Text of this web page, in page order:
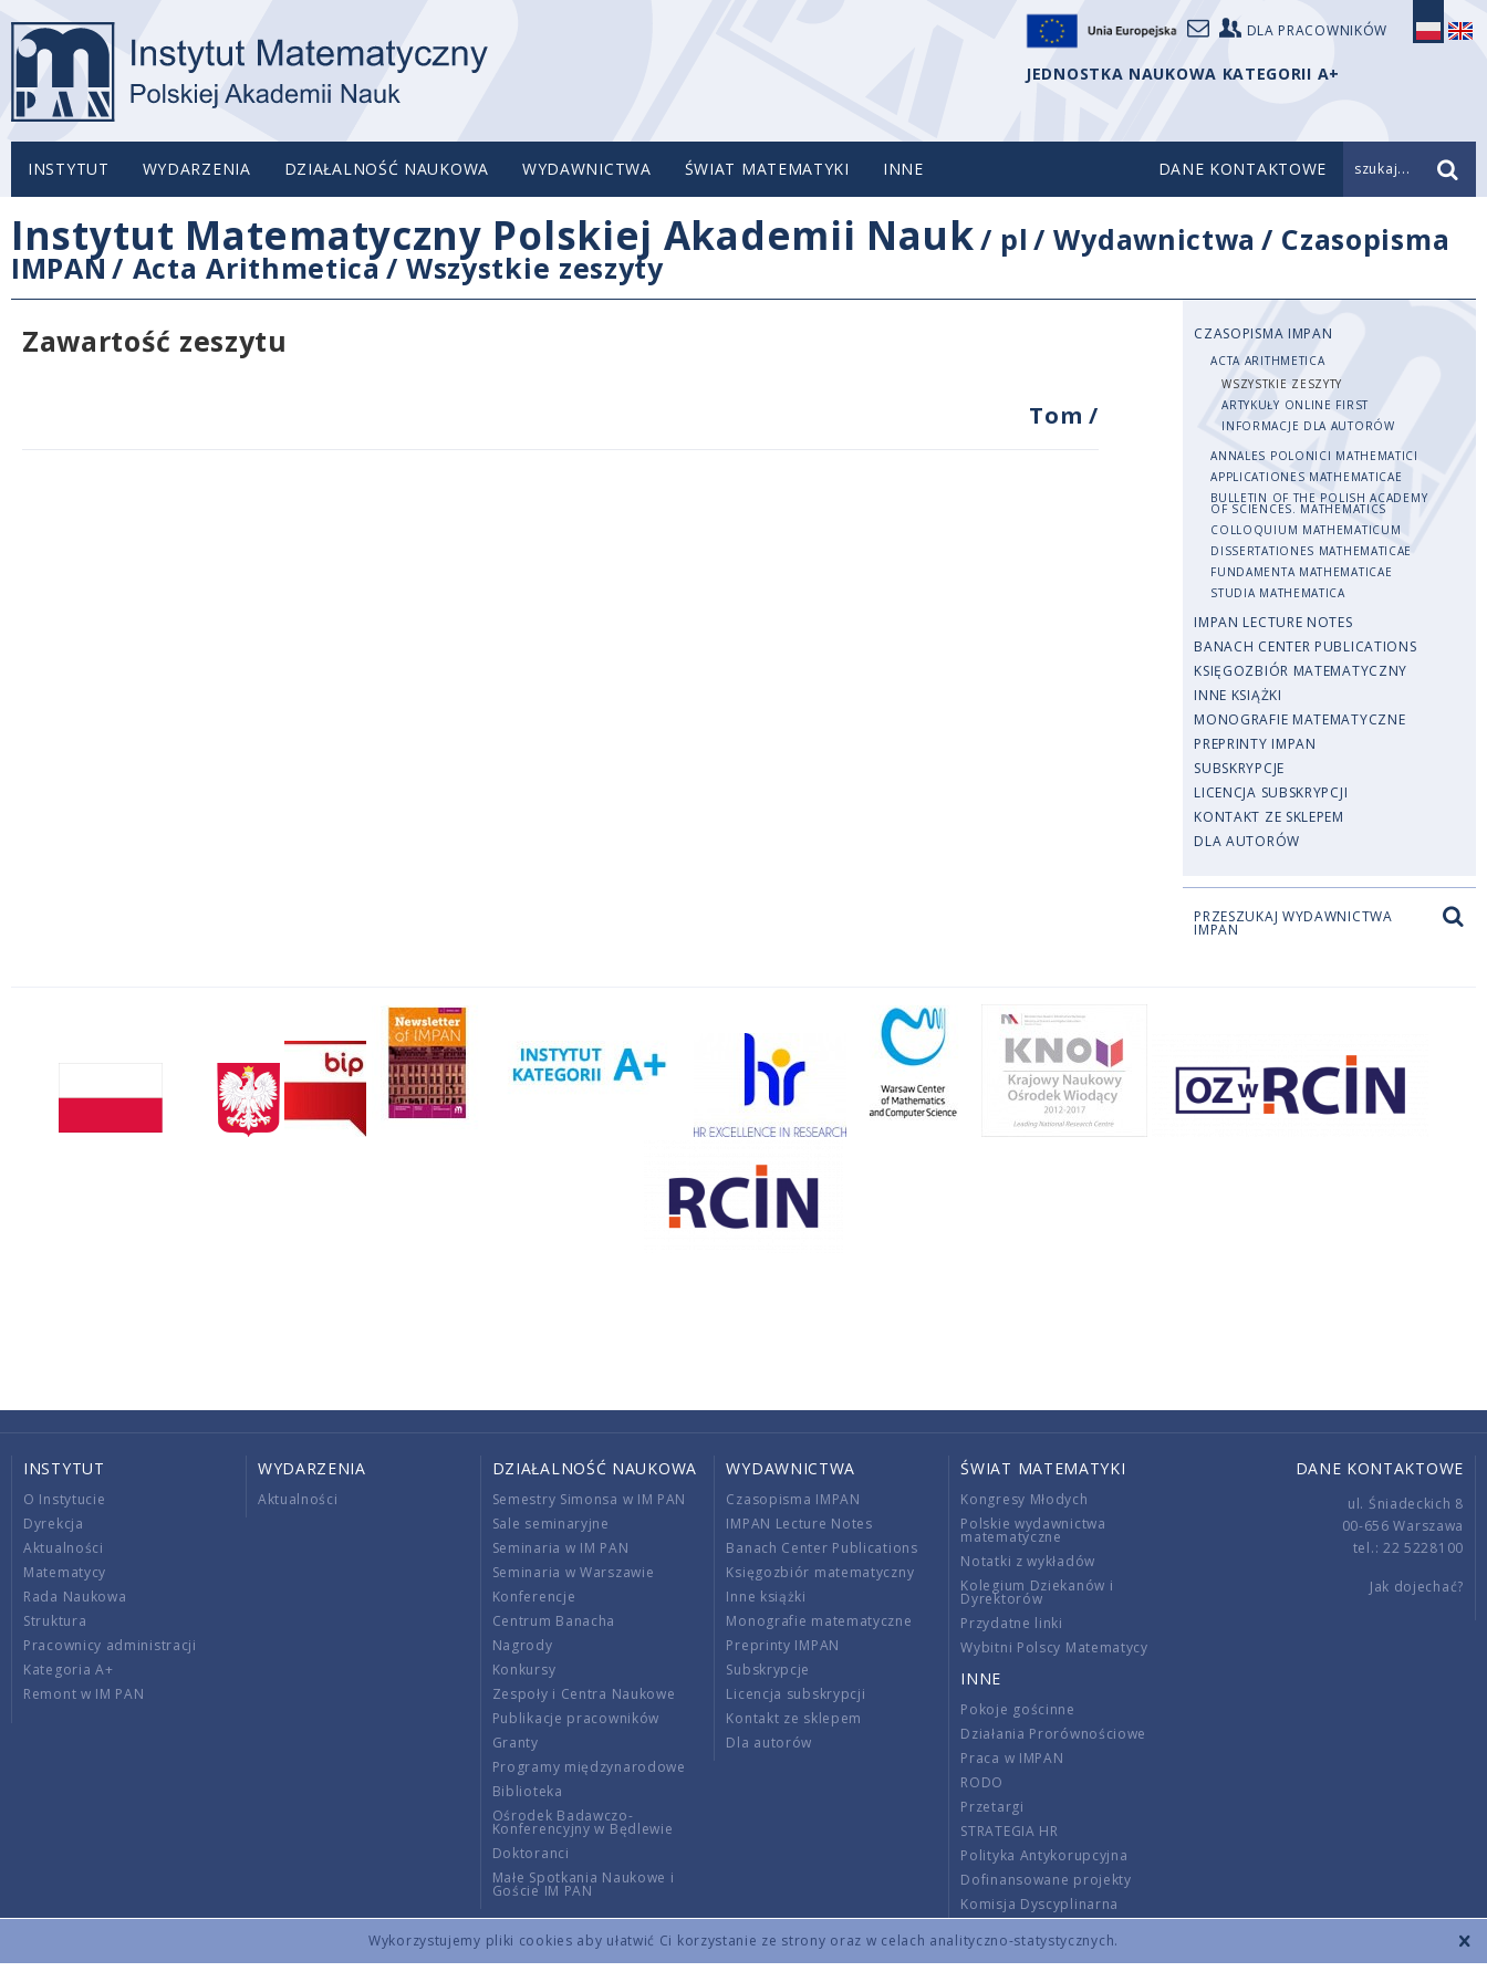
Wykorzystujemy pliki cookies aby ułatwić Ci korzystanie ze strony oraz w celach analityczno-statystycznych.
DLA PRACOWNIKÓW
JEDNOSTKA NAUKOWA KATEGORII A+
INSTYTUT WYDARZENIA DZIAŁALNOŚĆ NAUKOWA WYDAWNICTWA ŚWIAT MATEMATYKI INNE DANE KONTAKTOWE szukaj...
Instytut Matematyczny Polskiej Akademii Nauk/ pl /Wydawnictwa / Czasopisma
IMPAN / Acta Arithmetica/ Wszystkie zeszyty
Zawartość zeszytu
Tom/
CZASOPISMA IMPAN
ACTA ARITHMETICA
WSZYSTKIE ZESZYTY
ARTYKUŁY ONLINE FIRST
INFORMACJE DLA AUTORÓW
ANNALES POLONICI MATHEMATICI
APPLICATIONES MATHEMATICAE
BULLETIN OF THE POLISH ACADEMY
OF SCIENCES. MATHEMATICS
COLLOQUIUM MATHEMATICUM
DISSERTATIONES MATHEMATICAE
FUNDAMENTA MATHEMATICAE
STUDIA MATHEMATICA
IMPAN LECTURE NOTES
BANACH CENTER PUBLICATIONS
KSIĘGOZBIÓR MATEMATYCZNY
INNE KSIĄŻKI
MONOGRAFIE MATEMATYCZNE
PREPRINTY IMPAN
SUBSKRYPCJE
LICENCJA SUBSKRYPCJI
KONTAKT ZE SKLEPEM
DLA AUTORÓW
PRZESZUKAJ WYDAWNICTWA
IMPAN
INSTYTUT
O Instytucie
Dyrekcja
Aktualności
Matematycy
Rada Naukowa
Struktura
Pracownicy administracji
Kategoria A+
Remont w IM PAN
WYDARZENIA
Aktualności
DZIAŁALNOŚĆ NAUKOWA
Semestry Simonsa w IM PAN
Sale seminaryjne
Seminaria w IM PAN
Seminaria w Warszawie
Konferencje
Centrum Banacha
Nagrody
Konkursy
Zespoły i Centra Naukowe
Publikacje pracowników
Granty
Programy międzynarodowe
Biblioteka
Ośrodek Badawczo-
Konferencyjny w Będlewie
Doktoranci
Małe Spotkania Naukowe i
Goście IM PAN
WYDAWNICTWA
Czasopisma IMPAN
IMPAN Lecture Notes
Banach Center Publications
Księgozbiór matematyczny
Inne książki
Monografie matematyczne
Preprinty IMPAN
Subskrypcje
Licencja subskrypcji
Kontakt ze sklepem
Dla autorów
ŚWIAT MATEMATYKI
Kongresy Młodych
Polskie wydawnictwa
matematyczne
Notatki z wykładów
Kolegium Dziekanów i
Dyrektorów
Przydatne linki
Wybitni Polscy Matematycy
INNE
Pokoje gościnne
Działania Prorównościowe
Praca w IMPAN
RODO
Przetargi
STRATEGIA HR
Polityka Antykorupcyjna
Dofinansowane projekty
Komisja Dyscyplinarna
Wnoszenie opłat
DANE KONTAKTOWE
ul. Śniadeckich 8
00-656 Warszawa
tel.: 22 5228100
Jak dojechać?